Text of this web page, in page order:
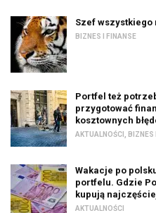
Szef wszystkiego
BIZNES I FINANSE
Portfel też
przygotować
kosztownych
AKTUALNOŚCI BIZNES
Wakacje po
portfelu. Gdzie
kupują
AKTUALNOŚCI